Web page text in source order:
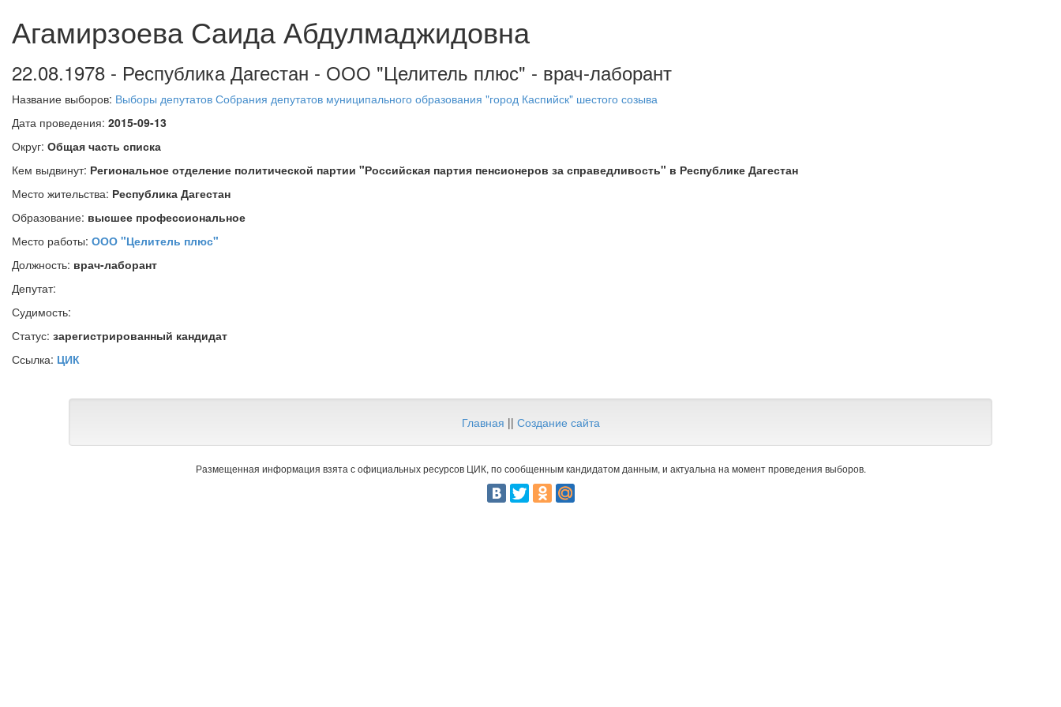
Агамирзоева Саида Абдулмаджидовна
22.08.1978 - Республика Дагестан - ООО "Целитель плюс" - врач-лаборант
Название выборов: Выборы депутатов Собрания депутатов муниципального образования "город Каспийск" шестого созыва
Дата проведения: 2015-09-13
Округ: Общая часть списка
Кем выдвинут: Региональное отделение политической партии "Российская партия пенсионеров за справедливость" в Республике Дагестан
Место жительства: Республика Дагестан
Образование: высшее профессиональное
Место работы: ООО "Целитель плюс"
Должность: врач-лаборант
Депутат:
Судимость:
Статус: зарегистрированный кандидат
Ссылка: ЦИК
Главная || Создание сайта
Размещенная информация взята с официальных ресурсов ЦИК, по сообщенным кандидатом данным, и актуальна на момент проведения выборов.